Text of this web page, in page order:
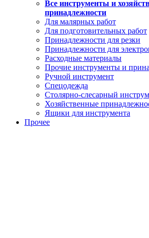
Все инструменты и
принадлежности
Для малярных работ
Для подготовительных работ
Принадлежности для резки
Принадлежности для
Расходные материалы
Прочие инструменты и
Ручной инструмент
Спецодежда
Столярно-слесарный
Хозяйственные
Ящики для инструмента
Прочее